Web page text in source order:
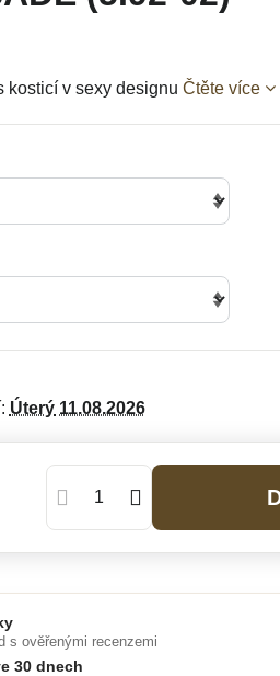
kosticí v sexy designu Čtěte více
Úterý11.08.2026
s ověřenými recenzemi
30 dnech